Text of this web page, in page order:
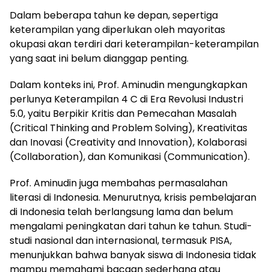
Dalam beberapa tahun ke depan, sepertiga
keterampilan yang diperlukan oleh mayoritas
okupasi akan terdiri dari keterampilan-keterampilan
yang saat ini belum dianggap penting.
Dalam konteks ini, Prof. Aminudin mengungkapkan
perlunya Keterampilan 4 C di Era Revolusi Industri
5.0, yaitu Berpikir Kritis dan Pemecahan Masalah
(Critical Thinking and Problem Solving), Kreativitas
dan Inovasi (Creativity and Innovation), Kolaborasi
(Collaboration), dan Komunikasi (Communication).
Prof. Aminudin juga membahas permasalahan
literasi di Indonesia. Menurutnya, krisis pembelajaran
di Indonesia telah berlangsung lama dan belum
mengalami peningkatan dari tahun ke tahun. Studi-
studi nasional dan internasional, termasuk PISA,
menunjukkan bahwa banyak siswa di Indonesia tidak
mampu memahami bacaan sederhana atau